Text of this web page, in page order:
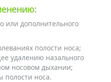
или дополнительного
полости носа;
удалению назального
носовом дыхании;
полости носа.